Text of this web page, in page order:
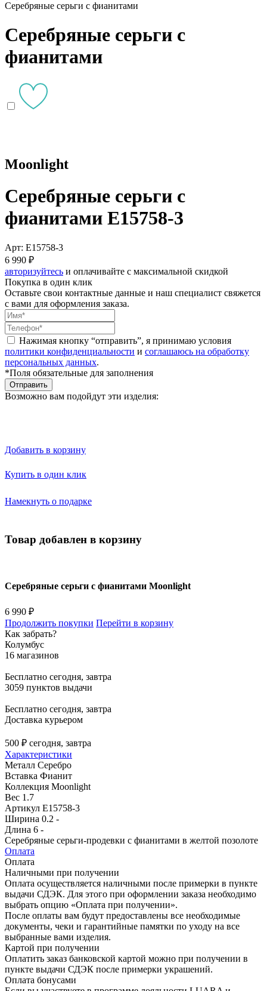
Серебряные серьги с фианитами
Серебряные серьги с
фианитами
Moonlight
Серебряные серьги с
фианитами E15758-3
Арт: E15758-3
6 990 ₽
авторизуйтесь и оплачивайте с максимальной скидкой
Покупка в один клик
Оставьте свои контактные данные и наш специалист свяжется
с вами для оформления заказа.
Нажимая кнопку “отправить”, я принимаю условия
политики конфиденциальности и соглашаюсь на обработку
персональных данных.
*Поля обязательные для заполнения
Отправить
Возможно вам подойдут эти изделия:
Добавить в корзину
Купить в один клик
Намекнуть о подарке
Товар добавлен в корзину
Серебряные серьги с фианитами Moonlight
6 990 ₽
Продолжить покупки Перейти в корзину
Как забрать?
Колумбус
16 магазинов
Бесплатно сегодня, завтра
3059 пунктов выдачи
Бесплатно сегодня, завтра
Доставка курьером
500 ₽ сегодня, завтра
Характеристики
Металл Серебро
Вставка Фианит
Коллекция Moonlight
Вес 1.7
Артикул E15758-3
Ширина 0.2 -
Длина 6 -
Серебряные серьги-продевки с фианитами в желтой позолоте
Оплата
Оплата
Наличными при получении
Оплата осуществляется наличными после примерки в пункте
выдачи СДЭК. Для этого при оформлении заказа необходимо
выбрать опцию «Оплата при получении».
После оплаты вам будут предоставлены все необходимые
документы, чеки и гарантийные памятки по уходу на все
выбранные вами изделия.
Картой при получении
Оплатить заказ банковской картой можно при получении в
пункте выдачи СДЭК после примерки украшений.
Оплата бонусами